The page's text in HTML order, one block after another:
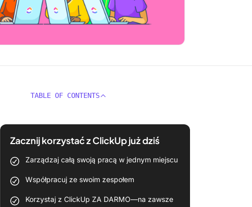
TABLE OF CONTENTS
Zacznij korzystać z ClickUp już dziś
Zarządzaj całą swoją pracą w jednym miejscu
Współpracuj ze swoim zespołem
Korzystaj z ClickUp ZA DARMO—na zawsze